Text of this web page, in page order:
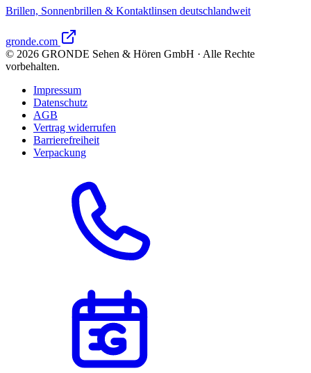
Brillen, Sonnenbrillen & Kontaktlinsen deutschlandweit
gronde.com
© 2026 GRONDE Sehen & Hören GmbH · Alle Rechte
vorbehalten.
Impressum
Datenschutz
AGB
Vertrag widerrufen
Barrierefreiheit
Verpackung